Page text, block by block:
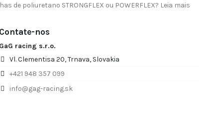
poliuretano STRONGFLEX ou POWERFLEX? Leia mais
Contate-nos
GaG racing s.r.o.
Vl. Clementisa 20, Trnava, Slovakia
+421 948 357 099
info@gag-racing.sk